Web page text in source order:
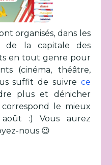
organisés, dans les
de la capitale des
en tout genre pour
(cinéma, théâtre,
suffit de suivre ce
plus et dénicher
correspond le mieux
:) Vous aurez
nous 😉